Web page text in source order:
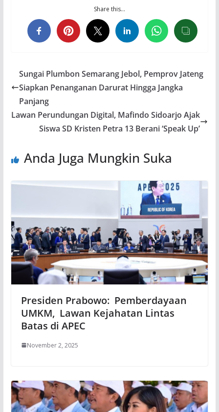
Share this…
Sungai Plumbon Semarang Jebol, Pemprov Jateng
Siapkan Penanganan Darurat Hingga Jangka
Panjang
Lawan Perundungan Digital, Mafindo Sidoarjo Ajak
Siswa SD Kristen Petra 13 Berani ‘Speak Up’
Anda Juga Mungkin Suka
Presiden Prabowo: Pemberdayaan
UMKM, Lawan Kejahatan Lintas
Batas di APEC
November 2, 2025